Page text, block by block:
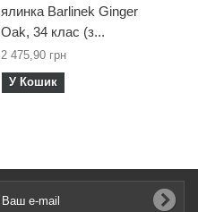
ялинка Barlinek Ginger
Oak, 34 клас (з...
2 475,90 грн
У Кошик